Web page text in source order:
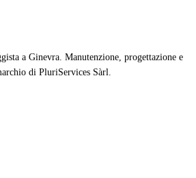
a Ginevra. Manutenzione, progettazione e
di PluriServices Sàrl.